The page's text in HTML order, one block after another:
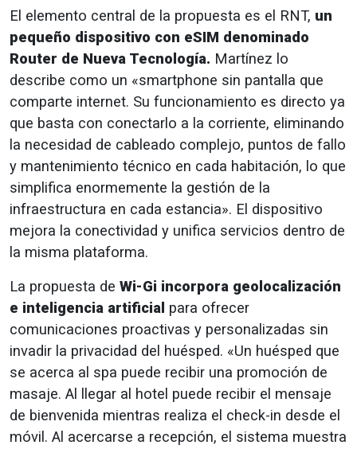
El elemento central de la propuesta es el RNT, un
pequeño dispositivo con eSIM denominado
Router de Nueva Tecnología. Martínez lo
describe como un «smartphone sin pantalla que
comparte internet. Su funcionamiento es directo ya
que basta con conectarlo a la corriente, eliminando
la necesidad de cableado complejo, puntos de fallo
y mantenimiento técnico en cada habitación, lo que
simplifica enormemente la gestión de la
infraestructura en cada estancia». El dispositivo
mejora la conectividad y unifica servicios dentro de
la misma plataforma.
La propuesta de Wi-Gi incorpora geolocalización
e inteligencia artificial para ofrecer
comunicaciones proactivas y personalizadas sin
invadir la privacidad del huésped. «Un huésped que
se acerca al spa puede recibir una promoción de
masaje. Al llegar al hotel puede recibir el mensaje
de bienvenida mientras realiza el check-in desde el
móvil. Al acercarse a recepción, el sistema muestra